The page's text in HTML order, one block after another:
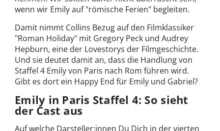
wenn wir Emily auf "römische Ferien" begleiten.
Damit nimmt Collins Bezug auf den Filmklassiker
"Roman Holiday" mit Gregory Peck und Audrey
Hepburn, eine der Lovestorys der Filmgeschichte.
Und sie deutet damit an, dass die Handlung von
Staffel 4 Emily von Paris nach Rom führen wird.
Gibt es dort ein Happy End für Emily und Gabriel?
Emily in Paris Staffel 4: So sieht
der Cast aus
Auf welche Darsteller:innen Du Dich in der vierten